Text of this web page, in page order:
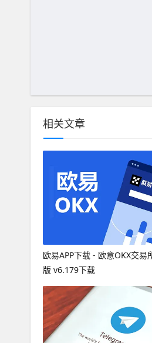
相关文章
欧易APP下载 - 欧意OKX交易
版 v6.179下载